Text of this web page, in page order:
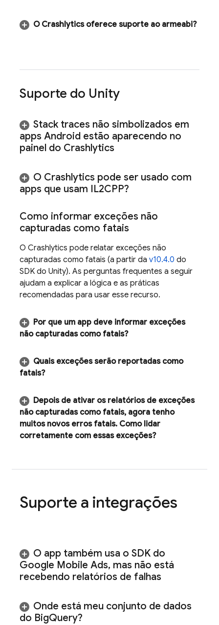
O Crashlyticsoferece suporte ao armeabi?
Suporte do Unity
Stack traces não simbolizados em
apps Android estão aparecendo no
painel do Crashlytics
O Crashlytics pode ser usado com
apps que usam IL2CPP?
Como informar exceções não
capturadas como fatais
O Crashlytics pode relatar exceções não
capturadas como fatais (a partir da v10.4.0 do
SDK do Unity). As perguntas frequentes a seguir
ajudam a explicar a lógica e as práticas
recomendadas para usar esse recurso.
Por que um app deve informar exceções
não capturadas como fatais?
Quais exceções serão reportadas como
fatais?
Depois de ativar os relatórios de exceções
não capturadas como fatais, agora tenho
muitos novos erros fatais. Como lidar
corretamente com essas exceções?
Suporte a integrações
O app também usa o SDK do
Google Mobile Ads, mas não está
recebendo relatórios de falhas
Onde está meu conjunto de dados
do BigQuery?